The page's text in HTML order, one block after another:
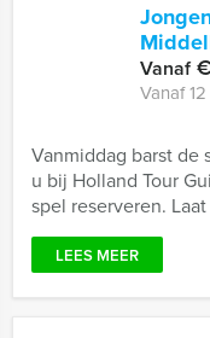
Vanaf€
Vanaf
Vanmiddag barst de
u bij Holland Tour
spel reserveren.
LEES MEER